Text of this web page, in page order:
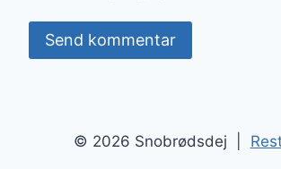
© 2026 Snobrødsdej |